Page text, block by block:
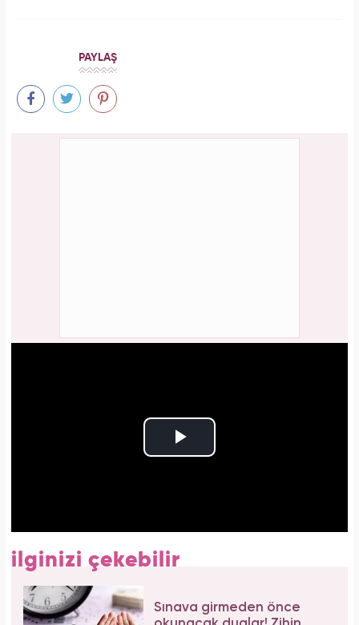
PAYLAŞ
ilginizi çekebilir
Sınava girmeden önce